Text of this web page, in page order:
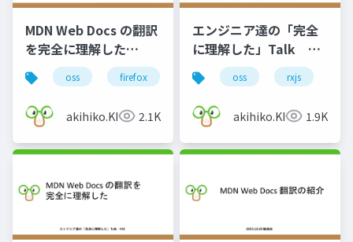
MDN Web Docs の翻訳
を完全に理解した
Gunma.web #50
oss firefox mdn
akihiko.KIgure2.1K
エンジニア達の「完全
に理解した」Talk
#73
oss rxjs
akihiko.KIgure1.9K